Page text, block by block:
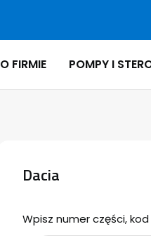
O FIRMIE POMPY I
Dacia
Wpisz numer części, kod